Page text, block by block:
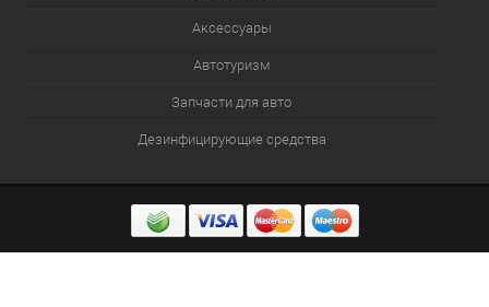
Аксессуары
Автотуризм
Запчасти для авто
Дезинфицирующие средства